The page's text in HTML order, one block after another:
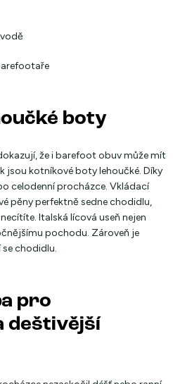
boty
že i barefoot obuv může mít
jsou kotníkové boty lehoučké. Díky
celodenní procházce. Vkládací
pěny perfektně sedne chodidlu,
Italská lícová useň nejen
pochodu. Zároveň je
chodidlu.
pro
deštivější